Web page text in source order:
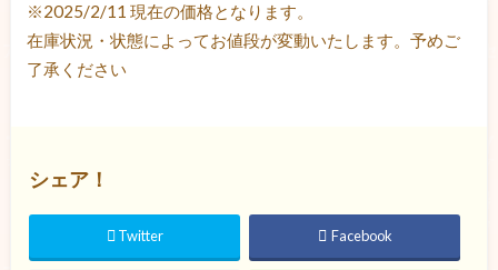
※2025/2/11 現在の価格となります。
在庫状況・状態によってお値段が変動いたします。予めご
了承ください
シェア！
Twitter Facebook